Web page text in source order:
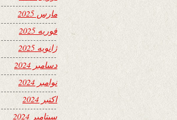
مارس 2025
فوریه 2025
ژانویه 2025
دسامبر 2024
نوامبر 2024
اکتبر 2024
سپتامبر 2024